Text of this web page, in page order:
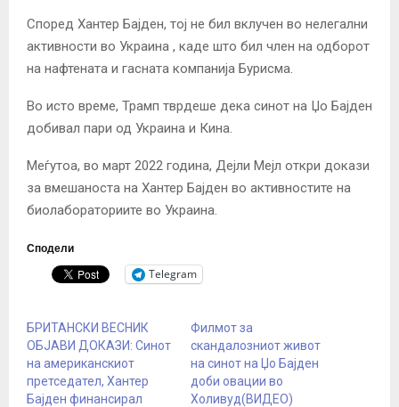
Според Хантер Бајден, тој не бил вклучен во нелегални
активности во Украина , каде што бил член на одборот
на нафтената и гасната компанија Бурисма.
Во исто време, Трамп тврдеше дека синот на Џо Бајден
добивал пари од Украина и Кина.
Меѓутоа, во март 2022 година, Дејли Мејл откри докази
за вмешаноста на Хантер Бајден во активностите на
биолабораториите во Украина.
Сподели
Telegram
БРИТАНСКИ ВЕСНИК
ОБЈАВИ ДОКАЗИ: Синот
на американскиот
претседател, Хантер
Бајден финансирал
Филмот за
скандалозниот живот
на синот на Џо Бајден
доби овации во
Холивуд(ВИДЕО)